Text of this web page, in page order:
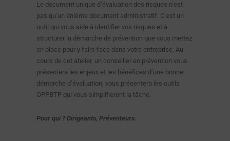
Le document unique d’évaluation des risques n’est
pas qu’un énième document administratif. C’est un
outil qui vous aide à identifier vos risques et à
structurer la démarche de prévention que vous mettez
en place pour y faire face dans votre entreprise. Au
cours de cet atelier, un conseiller en prévention vous
présentera les enjeux et les bénéfices d’une bonne
démarche d’évaluation, vous présentera les outils
OPPBTP qui vous simplifieront la tâche.
Pour qui ? Dirigeants, Préventeurs.